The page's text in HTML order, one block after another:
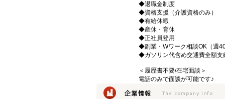
◆退職金制度
◆資格支援（介護資格のみ）
◆有給休暇
◆産休・育休
◆正社員登用
◆副業・Wワーク相談OK（週
◆ガソリン代含め交通費全額支
＜履歴書不要/在宅面談＞
電話のみで面談が可能です♪